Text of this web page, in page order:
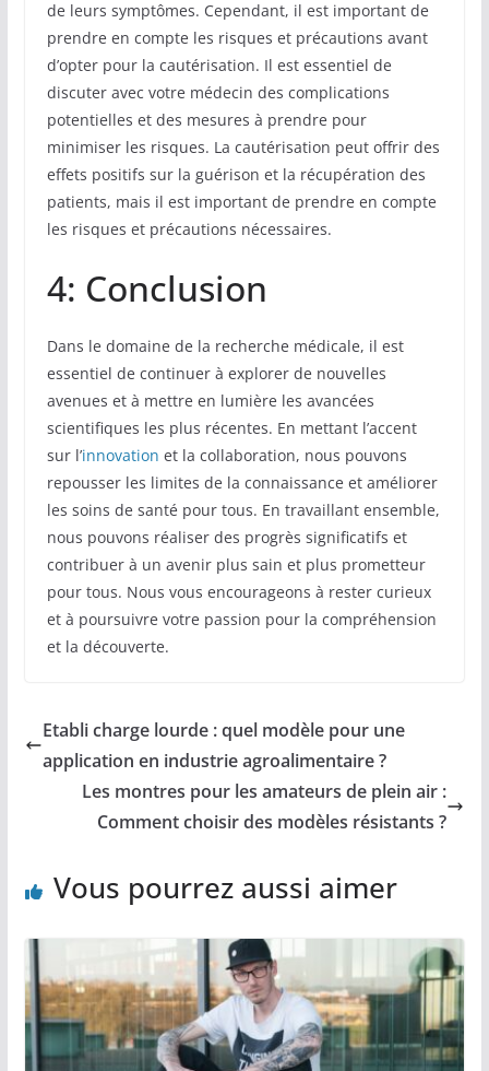
de leurs symptômes. Cependant, il est important de
prendre en compte les risques et précautions avant
d’opter pour la cautérisation. Il est essentiel de
discuter avec votre médecin des complications
potentielles et des mesures à prendre pour
minimiser les risques. La cautérisation peut offrir des
effets positifs sur la guérison et la récupération des
patients, mais il est important de prendre en compte
les risques et précautions nécessaires.
4: Conclusion
Dans le domaine de la recherche médicale, il est
essentiel de continuer à explorer de nouvelles
avenues et à mettre en lumière les avancées
scientifiques les plus récentes. En mettant l’accent
sur l’innovation et la collaboration, nous pouvons
repousser les limites de la connaissance et améliorer
les soins de santé pour tous. En travaillant ensemble,
nous pouvons réaliser des progrès significatifs et
contribuer à un avenir plus sain et plus prometteur
pour tous. Nous vous encourageons à rester curieux
et à poursuivre votre passion pour la compréhension
et la découverte.
Etabli charge lourde : quel modèle pour une
application en industrie agroalimentaire ?
Les montres pour les amateurs de plein air :
Comment choisir des modèles résistants ?
Vous pourrez aussi aimer